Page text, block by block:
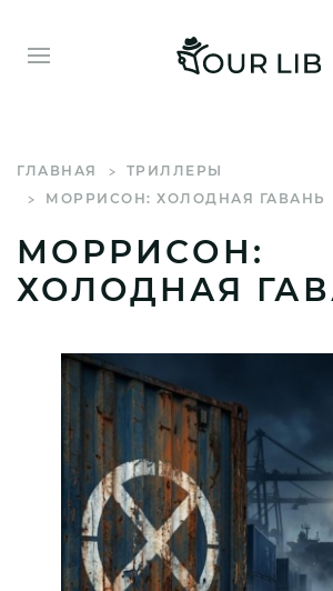
ГЛАВНАЯ
ТРИЛЛЕРЫ
МОРРИСОН: ХОЛОДНАЯ ГАВАНЬ
МОРРИСОН:
ХОЛОДНАЯ